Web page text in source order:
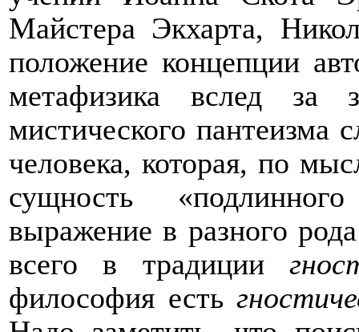
Майстера Экхарта,
положение концепции
метафизика вслед за
мистического пантеизма
человека, которая, по
сущность
выражение в разного
всего в традиции
философия есть